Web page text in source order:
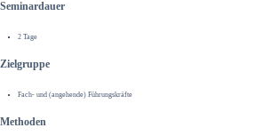
Seminardauer
2 Tage
Zielgruppe
Fach- und (angehende) Führungskräfte
Methoden